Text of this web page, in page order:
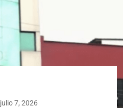
julio 7, 2026